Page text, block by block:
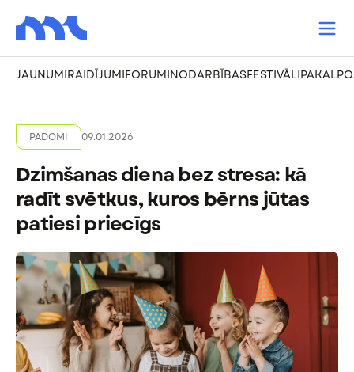
JAUNUMIRAIDĪJUMIFORUMINODARBĪBASFESTIVĀLI
PADOMI 09.01.2026
Dzimšanas diena bez stresa: kā
radīt svētkus, kuros bērns jūtas
patiesi priecīgs